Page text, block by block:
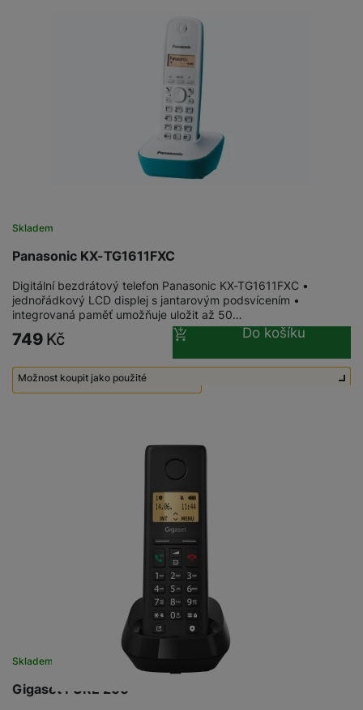
Panasonic KX-TG1611FXC
Skladem
Digitální bezdrátový telefon Panasonic KX-TG1611FXC •
jednořádkový LCD displej s jantarovým podsvícením •
integrovaná paměť umožňuje uložit až 50…
749 Kč Do košíku
Možnost koupit jako použité
Gigaset PURE 200
Skladem